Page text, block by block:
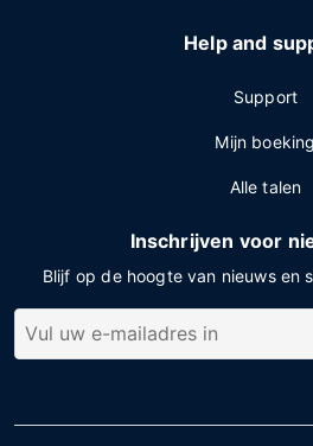
Help and
Support
Mijn boeking
Alle talen
Inschrijven voor
Blijf op de hoogte van nieuws en